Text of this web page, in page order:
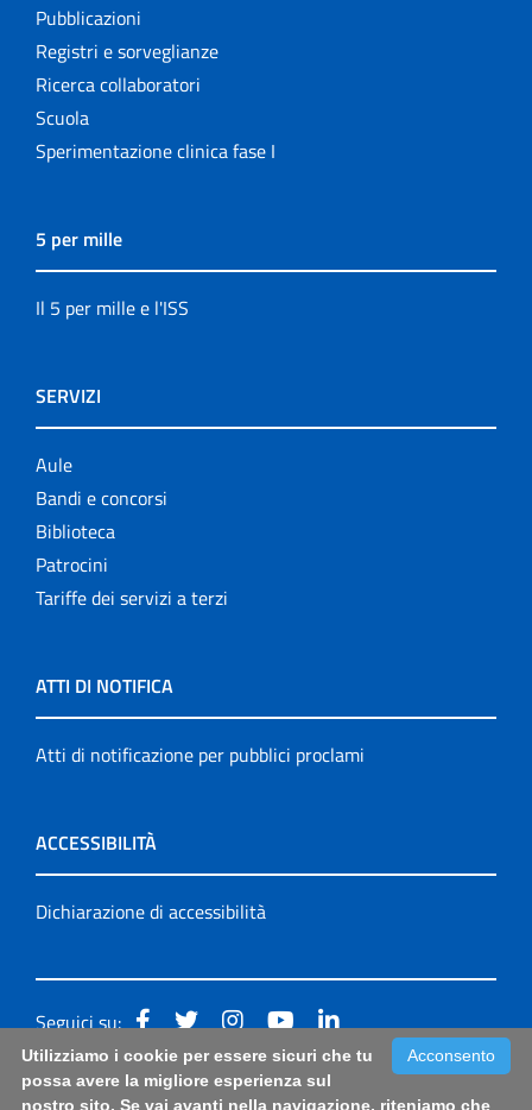
Pubblicazioni
Registri e sorveglianze
Ricerca collaboratori
Scuola
Sperimentazione clinica fase I
5 per mille
Il 5 per mille e l'ISS
SERVIZI
Aule
Bandi e concorsi
Biblioteca
Patrocini
Tariffe dei servizi a terzi
ATTI DI NOTIFICA
Atti di notificazione per pubblici proclami
ACCESSIBILITÀ
Dichiarazione di accessibilità
Seguici su:
Accessibilità: form di segnalazione di prima istanza per
Acconsento
Utilizziamo i cookie per essere sicuri che tu
possa avere la migliore esperienza sul
nostro sito. Se vai avanti nella navigazione, riteniamo che